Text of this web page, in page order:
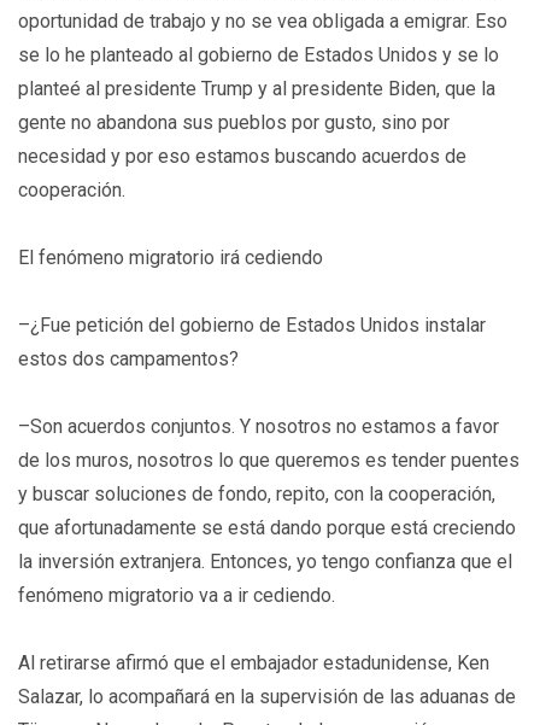
oportunidad de trabajo y no se vea obligada a emigrar. Eso
se lo he planteado al gobierno de Estados Unidos y se lo
planteé al presidente Trump y al presidente Biden, que la
gente no abandona sus pueblos por gusto, sino por
necesidad y por eso estamos buscando acuerdos de
cooperación.
El fenómeno migratorio irá cediendo
–¿Fue petición del gobierno de Estados Unidos instalar
estos dos campamentos?
–Son acuerdos conjuntos. Y nosotros no estamos a favor
de los muros, nosotros lo que queremos es tender puentes
y buscar soluciones de fondo, repito, con la cooperación,
que afortunadamente se está dando porque está creciendo
la inversión extranjera. Entonces, yo tengo confianza que el
fenómeno migratorio va a ir cediendo.
Al retirarse afirmó que el embajador estadunidense, Ken
Salazar, lo acompañará en la supervisión de las aduanas de